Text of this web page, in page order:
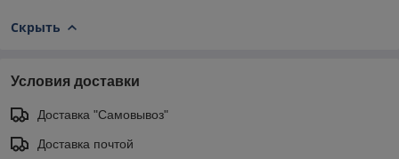
Скрыть
Условия доставки
Доставка "Самовывоз"
Доставка почтой